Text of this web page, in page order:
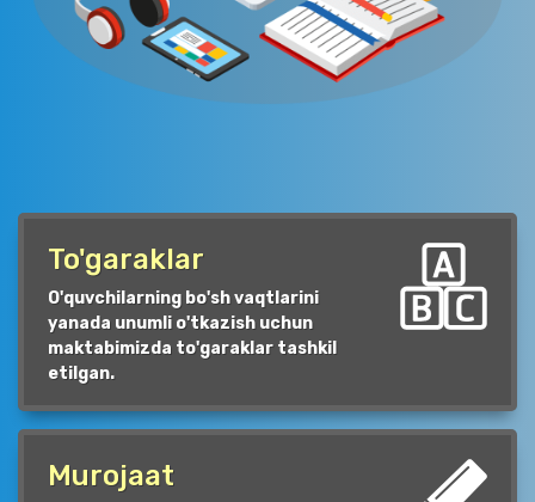
To'garaklar
O'quvchilarning bo'sh vaqtlarini
yanada unumli o'tkazish uchun
maktabimizda to'garaklar tashkil
etilgan.
Murojaat